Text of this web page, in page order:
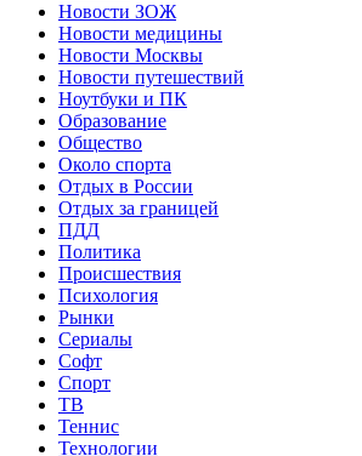
Новости ЗОЖ
Новости медицины
Новости Москвы
Новости путешествий
Ноутбуки и ПК
Образование
Общество
Около спорта
Отдых в России
Отдых за границей
ПДД
Политика
Происшествия
Психология
Рынки
Сериалы
Софт
Спорт
ТВ
Теннис
Технологии